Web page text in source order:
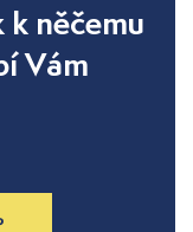
k něčemu
Vám